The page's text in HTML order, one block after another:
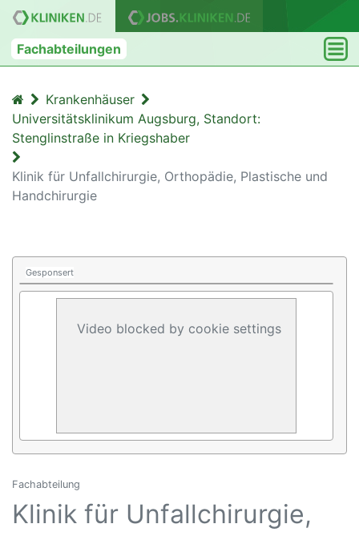
Fachabteilungen
Krankenhäuser
Universitätsklinikum Augsburg, Standort:
Stenglinstraße in Kriegshaber
Klinik für Unfallchirurgie, Orthopädie, Plastische und
Handchirurgie
Gesponsert
Video blocked by cookie settings
Fachabteilung
Klinik für Unfallchirurgie,